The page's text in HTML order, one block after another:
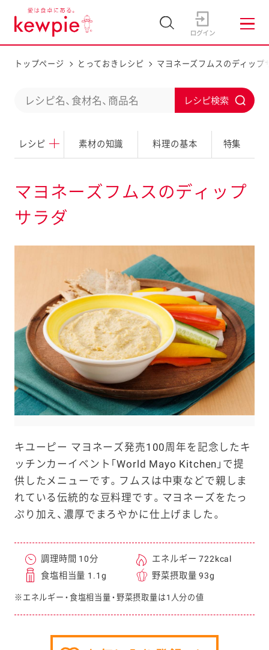
トップページ とっておきレシピ マヨネーズフムスのディップ
レシピ 素材の知識 料理の基本 特集
d
c
t
c
b
t
マヨネーズフムスのディップ
サラダ
キユーピー マヨネーズ発売100周年を記念したキ
ッチンカーイベント「World Mayo Kitchen」で提
供したメニューです。フムスは中東などで親しま
れている伝統的な豆料理です。マヨネーズをたっ
ぷり加え、濃厚でまろやかに仕上げました。
調理時間 10分
エネルギー 722kcal
食塩相当量 1.1g
野菜摂取量 93g
※エネルギー・食塩相当量・野菜摂取量は1人分の値